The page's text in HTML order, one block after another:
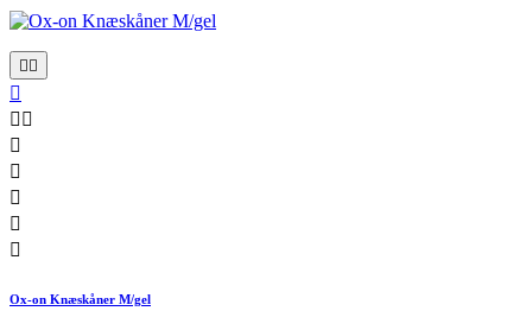
 

 





Ox-on Knæskåner M/gel